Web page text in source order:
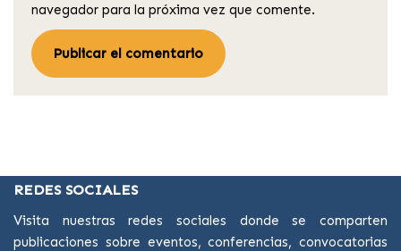
navegador para la próxima vez que comente.
REDES SOCIALES
Visita nuestras redes sociales donde se comparten
publicaciones sobre eventos, conferencias, convocatorias